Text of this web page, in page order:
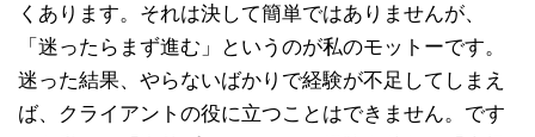
くあります。それは決して簡単ではありませんが、
「迷ったらまず進む」というのが私のモットーです。
迷った結果、やらないばかりで経験が不足してしまえ
ば、クライアントの役に立つことはできません。です